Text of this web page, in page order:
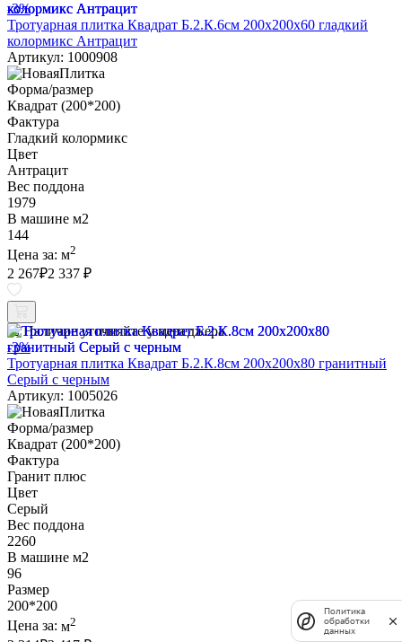
-3%
Тротуарная плитка Квадрат Б.2.К.6см 200х200х60 гладкий
колормикс Антрацит
Артикул: 1000908
Форма/размер
Квадрат (200*200)
Фактура
Гладкий колормикс
Цвет
Антрацит
Вес поддона
1979
В машине м2
144
Цена за: м2
2 267₽2 337 ₽
Наличие уточняйте у менеджера
-3%
Тротуарная плитка Квадрат Б.2.К.8см 200х200х80 гранитный
Серый с черным
Артикул: 1005026
Форма/размер
Квадрат (200*200)
Фактура
Гранит плюс
Цвет
Серый
Вес поддона
2260
В машине м2
96
Размер
200*200
Цена за: м2
Политика
обработки
данных